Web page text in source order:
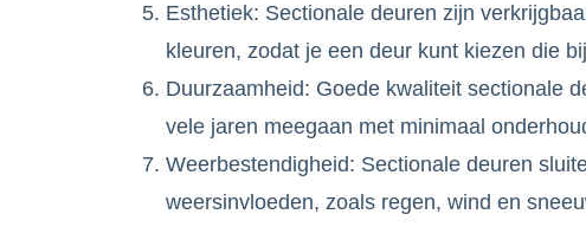
Esthetiek: Sectionale deuren zijn
kleuren, zodat je een deur kunt kiezen die
Duurzaamheid: Goede kwaliteit sectionale
vele jaren meegaan met minimaal
Weerbestendigheid: Sectionale deuren
weersinvloeden, zoals regen, wind en